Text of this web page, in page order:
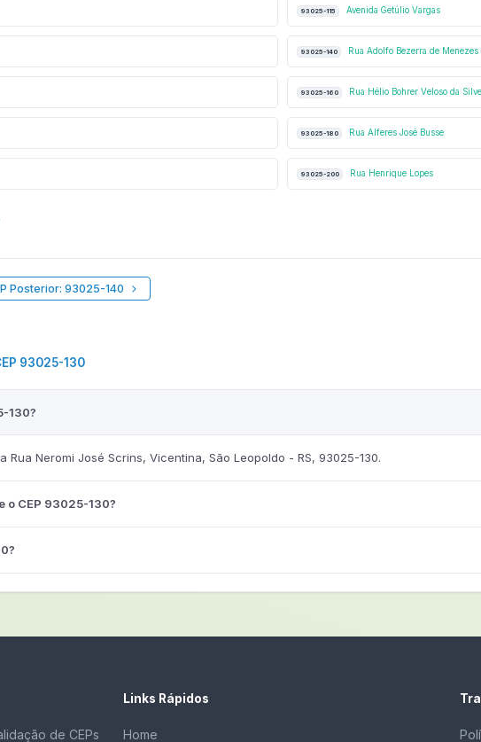
93025-115 Avenida Getúlio Vargas
93025-140 Rua Adolfo Bezerra de Menezes
93025-160 Rua Hélio Bohrer Veloso da
93025-180 Rua Alferes José Busse
93025-200 Rua Henrique Lopes
Posterior: 93025-140
93025-130
130?
Rua Neromi José Scrins, Vicentina, São Leopoldo - RS, 93025-130.
o CEP 93025-130?
de CEPs
Links Rápidos
Home